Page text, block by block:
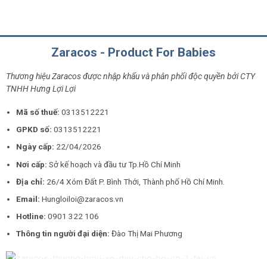
Zaracos - Product For Babies
Thương hiệu Zaracos được nhập khẩu và phân phối độc quyền bởi CTY
TNHH Hưng Lợi Lợi
Mã số thuế: 0313512221
GPKD số:0313512221
Ngày cấp: 22/04/2026
Nơi cấp:Sở kế hoạch và đầu tư Tp.Hồ Chí Minh
Địa chỉ: 26/4 Xóm Đất P. Bình Thới, Thành phố Hồ Chí Minh.
Email:Hungloiloi@zaracos.vn
Hotline:0901 322 106
Thông tin người đại diện:Đào Thị Mai Phương